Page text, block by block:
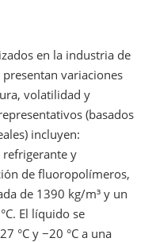
en la industria de
variaciones
volatilidad y
(basados
incluyen:
refrigerante y
de fluoropolímeros,
de 1390 kg/m³ y un
El líquido se
°C y −20 °C a una